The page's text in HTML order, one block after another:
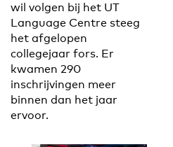
wil volgen bij het UT
Language Centre steeg
het afgelopen
collegejaar fors. Er
kwamen 290
inschrijvingen meer
binnen dan het jaar
ervoor.